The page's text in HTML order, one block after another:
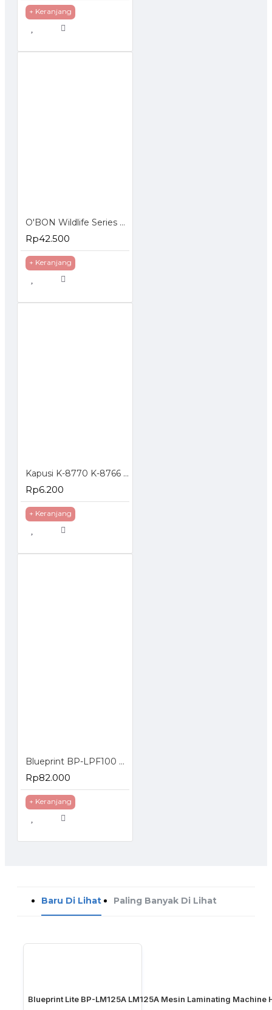
+ Keranjang
O'BON Wildlife Series Pensil Warna isi 12pcs
Rp42.500
+ Keranjang
Kapusi K-8770 K-8766 Isi Cutter 10 Pcs Besar L-150 Hitam Putih
Rp6.200
+ Keranjang
Blueprint BP-LPF100 Laminating Pouch Film F4 100 Mikron isi 100 Pcs
Rp82.000
+ Keranjang
Baru Di Lihat Paling Banyak Di Lihat
Blueprint Lite BP-LM125A LM125A Mesin Laminating Machine